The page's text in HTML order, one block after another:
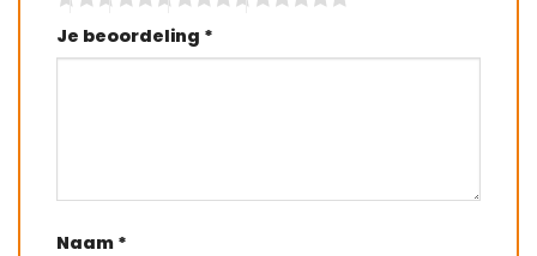
Je beoordeling *
Naam *